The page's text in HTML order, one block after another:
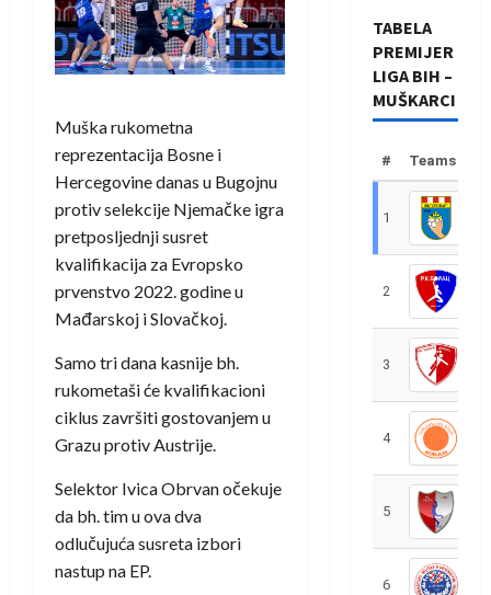
Muška rukometna
reprezentacija Bosne i
Hercegovine danas u Bugojnu
protiv selekcije Njemačke igra
pretposljednji susret
kvalifikacija za Evropsko
prvenstvo 2022. godine u
Mađarskoj i Slovačkoj.
Samo tri dana kasnije bh.
rukometaši će kvalifikacioni
ciklus završiti gostovanjem u
Grazu protiv Austrije.
Selektor Ivica Obrvan očekuje
da bh. tim u ova dva
odlučujuća susreta izbori
nastup na EP.
TABELA
PREMIJER
LIGA BIH –
MUŠKARCI
# Teams
1
2
3
4
5
6